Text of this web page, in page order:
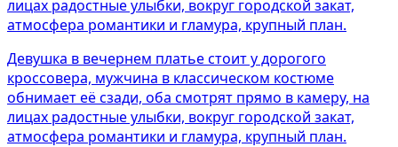
Девушка в вечернем платье стоит у дорогого
кроссовера, мужчина в классическом костюме
обнимает её сзади, оба смотрят прямо в камеру, на
лицах радостные улыбки, вокруг городской закат,
атмосфера романтики и гламура, крупный план.